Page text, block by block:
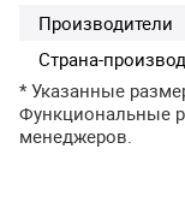
Производители
Страна-
* Указанные
Функциональные
менеджеров.